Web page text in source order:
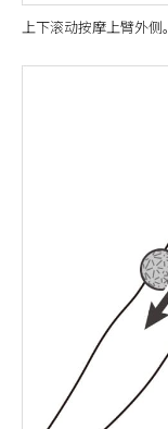
上下滚动按摩上臂外侧。